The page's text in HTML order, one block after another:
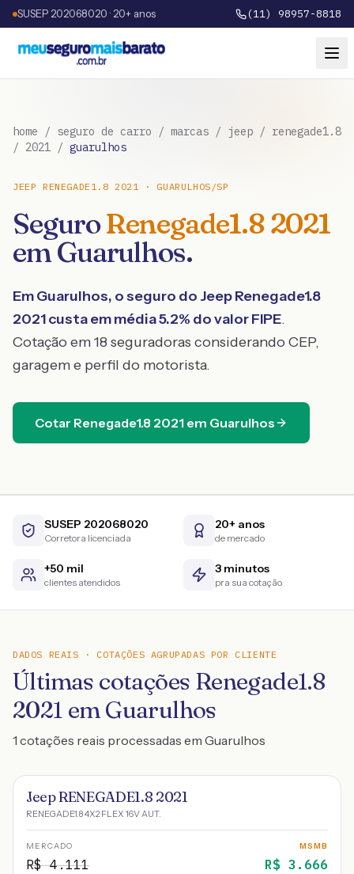
SUSEP 202068020 · 20+ anos (11) 98957-8818
home / seguro de carro / marcas / jeep / renegade1.8
/ 2021 / guarulhos
JEEP RENEGADE1.8 2021· GUARULHOS /SP
SeguroRenegade1.82021
emGuarulhos.
EmGuarulhos, o seguro do JeepRenegade1.8
2021custa em média5.2% do valor FIPE.
Cotação em 18 seguradoras considerando CEP,
garagem e perfil do motorista.
Cotar Renegade1.8 2021 em Guarulhos
SUSEP 202068020
Corretora licenciada
20+ anos
de mercado
+50 mil
clientes atendidos
3 minutos
pra sua cotação
DADOS REAIS · COTAÇÕES AGRUPADAS POR CLIENTE
Últimas cotações Renegade1.8
2021 em Guarulhos
1 cotações reais processadas em Guarulhos
Jeep RENEGADE1.8 2021
RENEGADE1.8 4X2 FLEX 16V AUT.
MERCADO
R$4.111
MSMB
R$ 3.666